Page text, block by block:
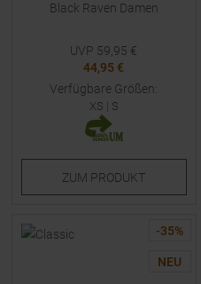
Black Raven Damen
UVP 59,95 €
44,95 €
Verfügbare Größen:
XS | S
ZUM PRODUKT
-35%
NEU